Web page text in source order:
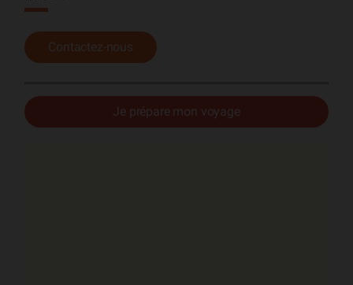
Contactez-nous
Je prépare mon voyage